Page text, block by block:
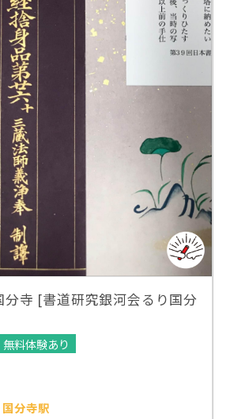
分寺 [書道研究銀河会るり国分
無料体験あり
分寺駅